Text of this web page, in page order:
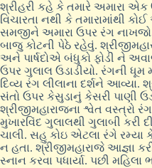
શ્રીહરી કહે કે તમારે અમારા
વિચારતા નથી કે તમારામાંથી
સમજીને અમારા ઉપર રંગ નાખજો.
બાજુ કોટની પેઠે રહેવું.
અને પાર્ષદોએ બંધુકો ફોડી ને
ઉપર ગુલાલ ઉડાડીયો. રંગની
દિવ્ય રંગ લીલાના દર્શને આવ્યા.
સંતો ઉપર કેસુડાનું કેસરી પાણી
શ્રીજીમહારાજના શ્વેત વસ્ત્રો
મુખારવિંદ ગુલાલથી ગુલાબી કરી
ચાલી. સહુ કોઇ એટલા રંગે રમ્યા
ન હતા. શ્રીજીમહારાજે આજ્ઞા
સ્નાન કરવા પધાર્યા. પછી મહિલા